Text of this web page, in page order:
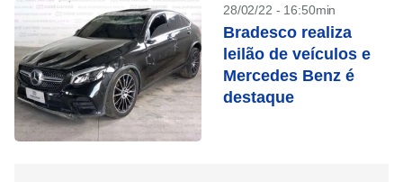
28/02/22 - 16:50min
Bradesco realiza
leilão de veículos e
Mercedes Benz é
destaque